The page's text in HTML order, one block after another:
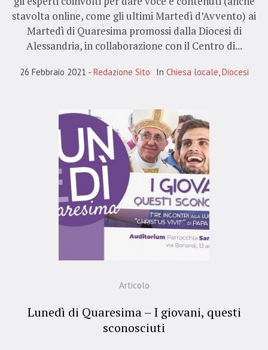
stavolta online, come gli ultimi Martedì d’Avvento) ai
Martedì di Quaresima promossi dalla Diocesi di
Alessandria, in collaborazione con il Centro di...
26 Febbraio 2021 Redazione Sito In Chiesa locale Diocesi
Articolo
Lunedì di Quaresima – I giovani, questi
sconosciuti